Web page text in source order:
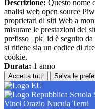
Descrizione: Questo nome
analisi web open source
proprietari di siti Web a
misurare le prestazioni del
prefisso _pk_id è seguito
si ritiene sia un codice di
cookie.
Durata: 1 anno
Accetta tutti Salva le
Scuola
Vinci Orazio Nucula Terni